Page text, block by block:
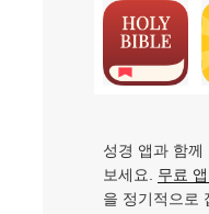
성경 앱과 함
보세요. 무료
을 정기적으로